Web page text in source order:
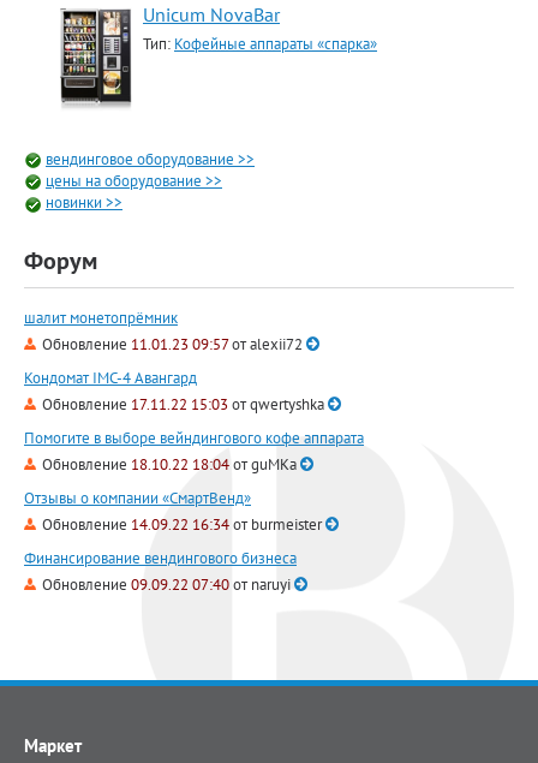
Unicum NovaBar
Тип: Кофейные аппараты «спарка»
вендинговое оборудование >>
цены на оборудование >>
новинки >>
Форум
шалит монетопрёмник
Обновление 11.01.23 09:57отalexii72
Кондомат IMC-4 Авангард
Обновление 17.11.22 15:03 отqwertyshka
Помогите в выборе вейндингового кофе аппарата
Обновление 18.10.22 18:04отguMKa
Отзывы о компании «СмартВенд»
Обновление 14.09.22 16:34отburmeister
Финансирование вендингового бизнеса
Обновление 09.09.22 07:40отnaruyi
Маркет